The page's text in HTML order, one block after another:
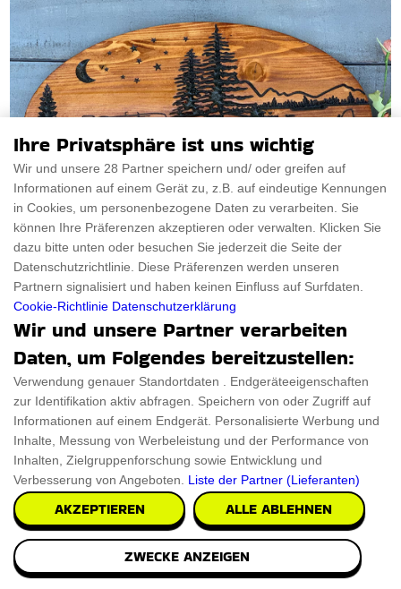
Personalisiertes Graviertes Wohnmobil
Zeichen
Wir stellen das handgefertigte, Personalisiertes Graviertes
Wohnmobil Zeichen vor, das die Außensei
PRÜFEN SIE ES AUS €73.60
Ihre Privatsphäre ist uns wichtig
Wir und unsere 28 Partner speichern und/ oder greifen auf
Informationen auf einem Gerät zu, z.B. auf eindeutige Kennungen
in Cookies, um personenbezogene Daten zu verarbeiten. Sie
können Ihre Präferenzen akzeptieren oder verwalten. Klicken Sie
dazu bitte unten oder besuchen Sie jederzeit die Seite der
Datenschutzrichtlinie. Diese Präferenzen werden unseren
Partnern signalisiert und haben keinen Einfluss auf Surfdaten.
Cookie-Richtlinie Datenschutzerklärung
Wir und unsere Partner verarbeiten
Daten, um Folgendes bereitzustellen:
Verwendung genauer Standortdaten . Endgeräteeigenschaften
zur Identifikation aktiv abfragen. Speichern von oder Zugriff auf
Informationen auf einem Endgerät. Personalisierte Werbung und
Inhalte, Messung von Werbeleistung und der Performance von
Inhalten, Zielgruppenforschung sowie Entwicklung und
Verbesserung von Angeboten. Liste der Partner (Lieferanten)
AKZEPTIEREN ALLE ABLEHNEN
ZWECKE ANZEIGEN